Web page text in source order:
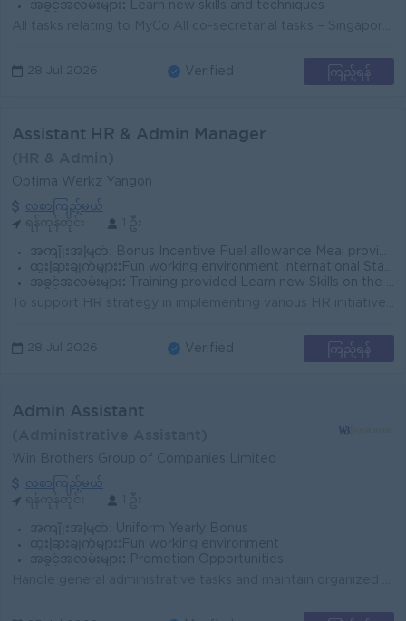
အခွင့်အလမ်းများ:
Learn new skills and techniques
28 Jul 2026 Verified ကြည့်ရန်
Assistant HR & Admin Manager
Optima Werkz Yangon
လစာကြည့်မယ်
အကျိုးအမြတ်: Bonus Incentive Fuel allowance Meal provide Rewards for over performance
ထူးခြားချက်များ: Fun working environment International Standards Make a difference Join an experienced team
အခွင့်အလမ်းများ:
Training provided Learn new Skills on the job Promotion opportunities Management potential
28 Jul 2026 Verified ကြည့်ရန်
Admin Assistant
Win Brothers Group of Companies Limited
လစာကြည့်မယ်
အကျိုးအမြတ်: Uniform Yearly Bonus
ထူးခြားချက်များ: Fun working environment
အခွင့်အလမ်းများ:
Promotion Opportunities